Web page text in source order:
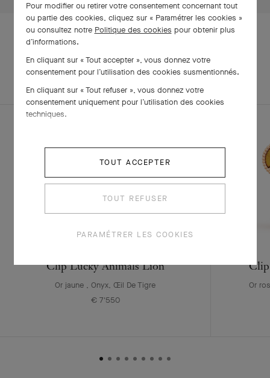
appuyé
PARURE
EXPLOREZ
D'AUTRES
CRÉATIONS
Clip Lucky Animals Lion
Or jaune , Onyx, Œil De Tigre
€ 7'550
Or
Pour modifier ou retirer votre consentement concernant tout
ou partie des cookies, cliquez sur « Paramétrer les cookies »
ou consultez notre Politique des cookies pour obtenir plus
d’informations.
En cliquant sur « Tout accepter », vous donnez votre
consentement pour l’utilisation des cookies susmentionnés.
En cliquant sur « Tout refuser », vous donnez votre
consentement uniquement pour l’utilisation des cookies
techniques.
TOUT ACCEPTER
TOUT REFUSER
PARAMÉTRER LES COOKIES